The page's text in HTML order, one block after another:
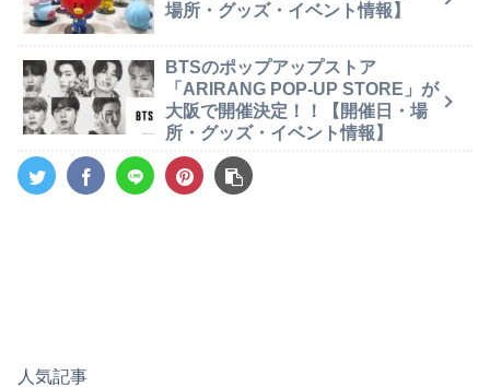
場所・グッズ・イベント情報】
BTSのポップアップストア
「ARIRANG POP-UP STORE」が
大阪で開催決定！！【開催日・場
所・グッズ・イベント情報】
人気記事